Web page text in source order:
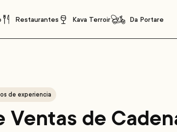
Restaurantes Kava Terroir Da Portare
de experiencia
Ventas de